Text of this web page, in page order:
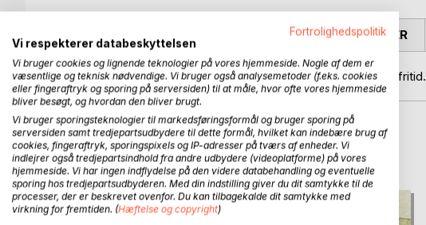
BESKRIVELSE
Dette er bare nogle digte, jeg lige har samlet hurtigt, i min fritid.
PRESSEN SKRIVER
FLERE TITLER HOSBoD
Fortrolighedspolitik
Vi respekterer databeskyttelsen
Vi bruger cookies og lignende teknologier på vores hjemmeside. Nogle af dem er
væsentlige og teknisk nødvendige. Vi bruger også analysemetoder (f.eks. cookies
eller fingeraftryk og sporing på serversiden) til at måle, hvor ofte vores hjemmeside
bliver besøgt, og hvordan den bliver brugt.
Vi bruger sporingsteknologier til markedsføringsformål og bruger sporing på
serversiden samt tredjepartsudbydere til dette formål, hvilket kan indebære brug af
cookies, fingeraftryk, sporingspixels og IP-adresser på tværs af enheder. Vi
indlejrer også tredjepartsindhold fra andre udbydere (videoplatforme) på vores
hjemmeside. Vi har ingen indflydelse på den videre databehandling og eventuelle
sporing hos tredjepartsudbyderen. Med din indstilling giver du dit samtykke til de
processer, der er beskrevet ovenfor. Du kan tilbagekalde dit samtykke med
virkning for fremtiden. (Hæftelse og copyright)